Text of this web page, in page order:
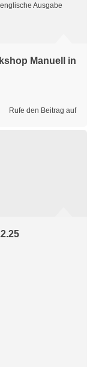
Ausgabe
Manuell in
Rufe den Beitrag auf